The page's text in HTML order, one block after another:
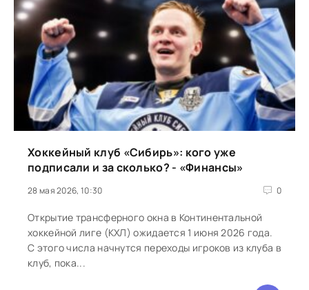
Хоккейный клуб «Сибирь»: кого уже
подписали и за сколько? - «Финансы»
28 мая 2026, 10:30 0
Открытие трансферного окна в Континентальной
хоккейной лиге (КХЛ) ожидается 1 июня 2026 года.
С этого числа начнутся переходы игроков из клуба в
клуб, пока...